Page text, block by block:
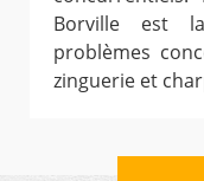
Borville est
problèmes
zinguerie et